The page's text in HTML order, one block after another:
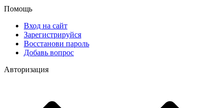
Помощь
Вход на сайт
Зарегистрируйся
Восстанови пароль
Добавь вопрос
Авторизация